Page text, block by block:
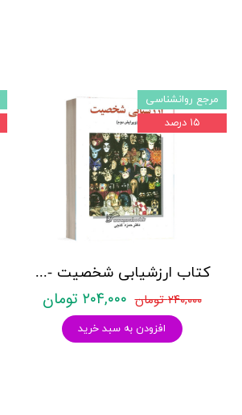
کتاب ارزشیابی شخصیت - حمزه گنجی - نشر ساوالان
۲۴۰,۰۰۰ تومان ۲۰۴,۰۰۰ تومان
افزودن به سبد خرید
مرجع روانشناسی
۱۵ درصد